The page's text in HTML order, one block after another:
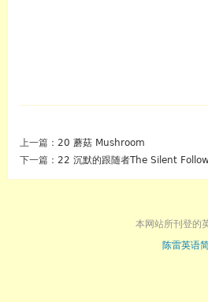
上一篇： 20 蘑菇 Mushroom
下一篇： 22 沉默的跟随者The Silent
本网站所刊登的
陈雷英语